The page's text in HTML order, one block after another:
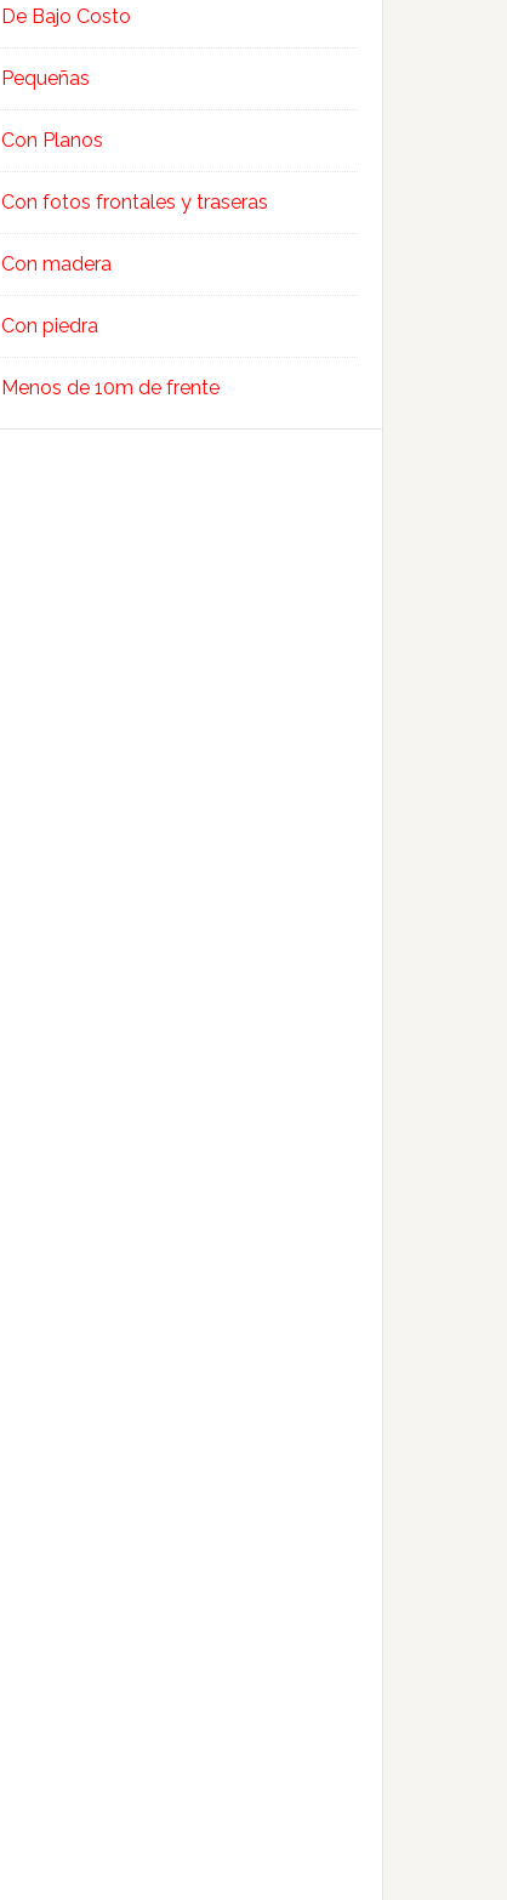
De Bajo Costo
Pequeñas
Con Planos
Con fotos frontales y traseras
Con madera
Con piedra
Menos de 10m de frente